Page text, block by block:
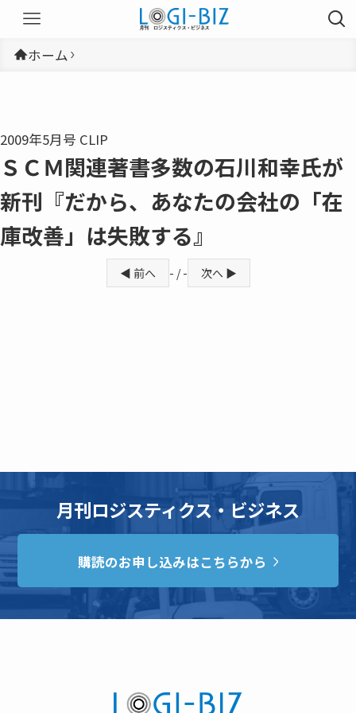
ホーム
2009年5月号 CLIP
ＳＣＭ関連著書多数の石川和幸氏が
新刊『だから、あなたの会社の「在
庫改善」は失敗する』
◀ 前へ - / - 次へ ▶
月刊ロジスティクス・ビジネス
購読のお申し込みはこちらから